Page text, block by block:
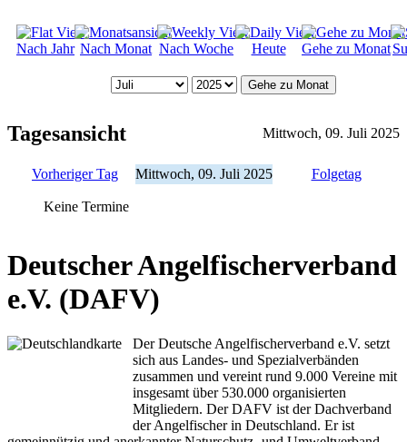
Nach Jahr Nach Monat Nach Woche Heute Gehe zu Monat
Gehe zu Monat
Tagesansicht Mittwoch, 09. Juli 2025
Vorheriger Tag Mittwoch, 09. Juli 2025 Folgetag
Keine Termine
Deutscher Angelfischerverband
e.V. (DAFV)
Der Deutsche Angelfischerverband e.V. setzt
sich aus Landes- und Spezialverbänden
zusammen und vereint rund 9.000 Vereine mit
insgesamt über 530.000 organisierten
Mitgliedern. Der DAFV ist der Dachverband
der Angelfischer in Deutschland. Er ist